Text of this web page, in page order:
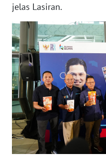
jelas Lasiran.
SULTENG
WN
SULBAR
WN
BABEL
WN
SUMBAR